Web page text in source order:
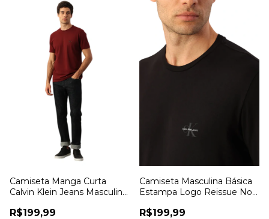
Camiseta Manga Curta
Calvin Klein Jeans Masculino
R$199,99
Camiseta Masculina Básica
Estampa Logo Reissue No
R$199,99